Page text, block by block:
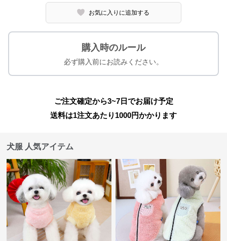
お気に入りに追加する
購入時のルール
必ず購入前にお読みください。
ご注文確定から3~7日でお届け予定
送料は1注文あたり 1000円かかります
犬服 人気アイテム